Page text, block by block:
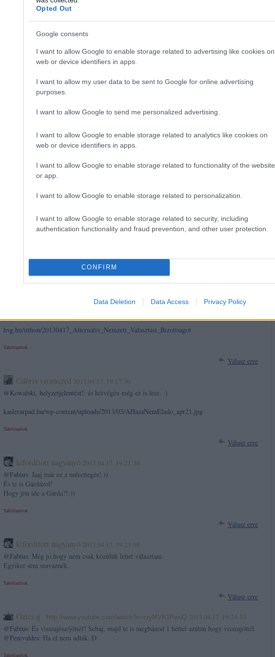
Opted Out
Google consents
I want to allow Google to enable storage related to advertising like cookies on
web or device identifiers in apps.
I want to allow my user data to be sent to Google for online advertising
purposes.
I want to allow Google to send me personalized advertising.
I want to allow Google to enable storage related to analytics like cookies on
web or device identifiers in apps.
I want to allow Google to enable storage related to functionality of the website
or app.
I want to allow Google to enable storage related to personalization.
I want to allow Google to enable storage related to security, including
authentication functionality and fraud prevention, and other user protection.
CONFIRM
Data Deletion Data Access Privacy Policy
: jahh, ott hallottam a fideszes Bencikét és a jobbikos Balczót
Vegem van, Balczo, Retvari most, egy az egyben ugyan azt mondjak, rohadt eju, baloldal, le
www.tutiblog.com/2013/04/arpika-nem-erteni-unio.html?v=1
Válasz erre
Ha idehaza valaki "háttérhatalomról" vagy "árnyékhatalomról" beszél, akkor a szoclib
egyszerűen gyengeelméjűséggel vádolják meg..
No de mi van akkor, ha egy prominens NÉMET közgazdász mond ilyeneket?. :)
Kowalski, helyzetjelentést! 2013.04.17. 19:11:26
hvg.hu/itthon/20130417_Alternativ_Nemzeti_Valasztasi_Bizottsagot
Tahótlanítok
Válasz erre
Gábris szomszéd 2013.04.17. 19:17:30
@Kowalski, helyzetjelentést!: és hétvégén még ez is lesz. :)
kaslerarpad.hu/wp-content/uploads/2013/03/AHazaNemElado_apr21.jpg
Tahótlanítok
Válasz erre
kifordított nagyanyó 2013.04.17. 19:21:30
@Fabius: Jaaj már ez a műrettegés!:))
És te is Gárdázol!
Hogy jön ide a Gárda?!:))
Tahótlanítok
Válasz erre
kifordított nagyanyó 2013.04.17. 19:23:08
@Fabius: Még jó,hogy nem csak közülük lehet választani.
Egyikre sem szavaznék.
Tahótlanítok
Válasz erre
Ozicsaj http://www.youtube.com/watch?v=cryMVK1PwuQ 2013.04.17. 19:24:33
@Fabius: És visszajösz/jöttél? Sebaj, majd te is megbánod 1 héttel azután hogy visszajöttél.
@Penivaldes: Ha el nem adták.:D
Tahótlanítok